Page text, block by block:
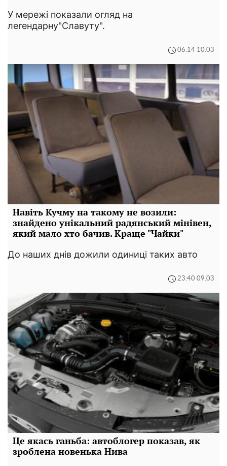
У мережі показали огляд на
легендарну"Славуту".
06:14 10.03
Навіть Кучму на такому не возили:
знайдено унікальний радянський мінівен,
який мало хто бачив. Краще "Чайки"
До наших днів дожили одиниці таких авто
23:40 09.03
Це якась ганьба: автоблогер показав, як
зроблена новенька Нива